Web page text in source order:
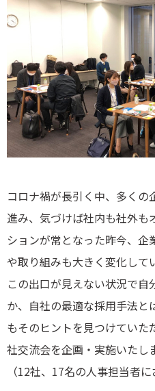
コロナ禍が長引く中、多く
進み、気づけば社内も社外も
ションが常となった昨今、
や取り組みも大きく変化して
この出口が見えない状況で自
か、自社の最適な採用手法と
もそのヒントを見つけてい
社交流会を企画・実施いたし
（12社、17名の人事担当者